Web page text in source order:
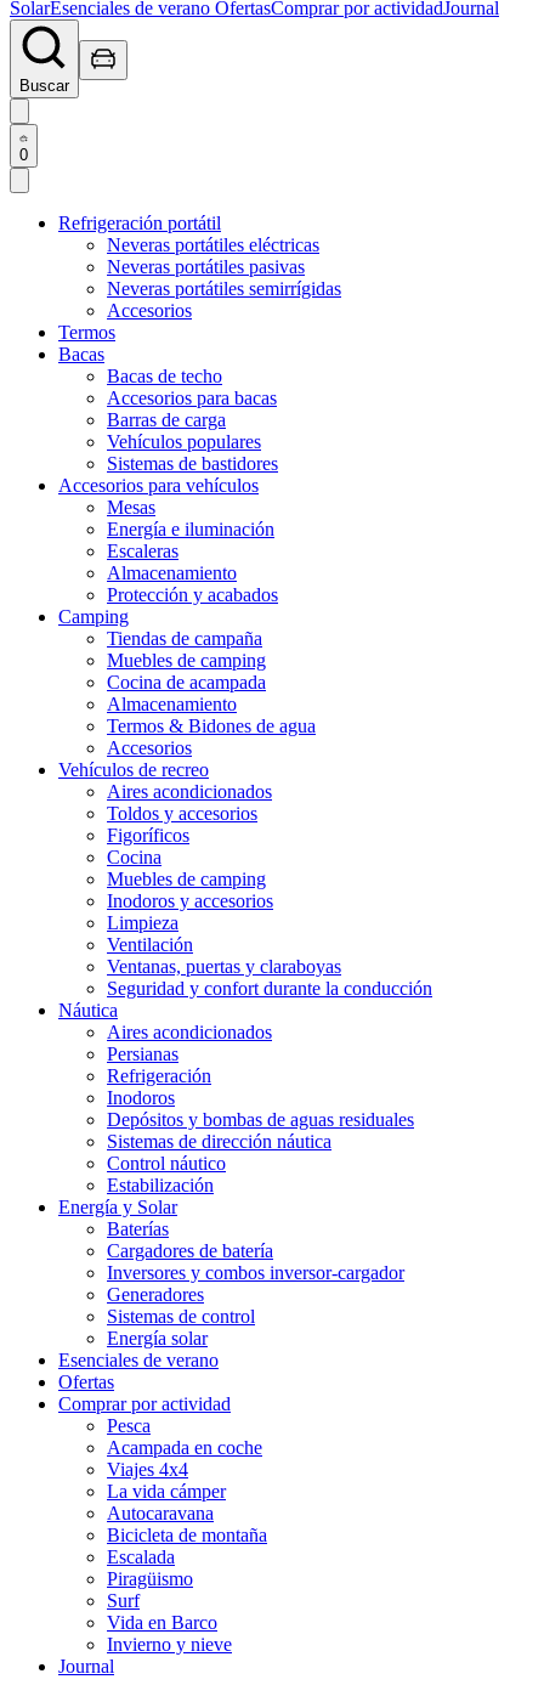
SolarEsenciales de verano OfertasComprar por actividadJournal
Buscar
0
Refrigeración portátil
Neveras portátiles eléctricas
Neveras portátiles pasivas
Neveras portátiles semirrígidas
Accesorios
Termos
Bacas
Bacas de techo
Accesorios para bacas
Barras de carga
Vehículos populares
Sistemas de bastidores
Accesorios para vehículos
Mesas
Energía e iluminación
Escaleras
Almacenamiento
Protección y acabados
Camping
Tiendas de campaña
Muebles de camping
Cocina de acampada
Almacenamiento
Termos & Bidones de agua
Accesorios
Vehículos de recreo
Aires acondicionados
Toldos y accesorios
Figoríficos
Cocina
Muebles de camping
Inodoros y accesorios
Limpieza
Ventilación
Ventanas, puertas y claraboyas
Seguridad y confort durante la conducción
Náutica
Aires acondicionados
Persianas
Refrigeración
Inodoros
Depósitos y bombas de aguas residuales
Sistemas de dirección náutica
Control náutico
Estabilización
Energía y Solar
Baterías
Cargadores de batería
Inversores y combos inversor-cargador
Generadores
Sistemas de control
Energía solar
Esenciales de verano
Ofertas
Comprar por actividad
Pesca
Acampada en coche
Viajes 4x4
La vida cámper
Autocaravana
Bicicleta de montaña
Escalada
Piragüismo
Surf
Vida en Barco
Invierno y nieve
Journal